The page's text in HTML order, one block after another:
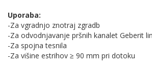
Uporaba:
-Za vgradnjo znotraj zgradb
-Za odvodnjavanje pršnih kanalet Geberit
-Za spojna tesnila
-Za višine estrihov ≥ 90 mm pri dotoku